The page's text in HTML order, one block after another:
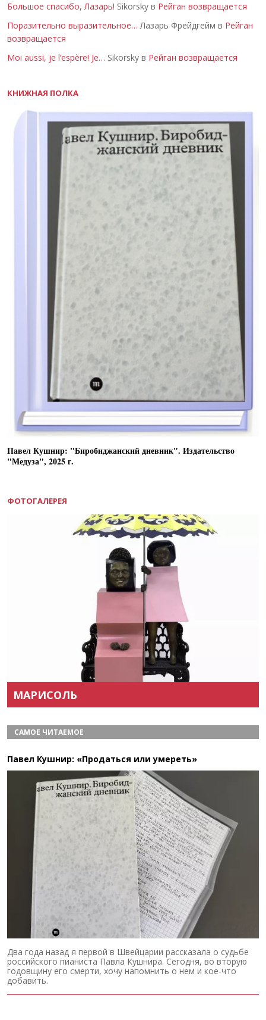
Большое спасибо, Лазарь! Sikorsky в Рейган возвращается
Поразительно выразительное… Лазарь Фрейдгейм в Рейган
возвращается
Moi aussi, je l’espère! Je… Sikorsky в Рейган возвращается
КНИЖНАЯ ПОЛКА
Павел Кушнир: "Биробиджанский дневник". Издательство
"Медуза", 2025 г.
ФОТОГАЛЕРЕЯ
МАРИСОЛЬ
САМОЕ ЧИТАЕМОЕ
Павел Кушнир: «Продаться или умереть»
Два года назад я первой в Швейцарии рассказала о судьбе
российского пианиста Павла Кушнира. Сегодня, во вторую
годовщину его смерти, хочу напомнить о нем и кое-что
добавить.